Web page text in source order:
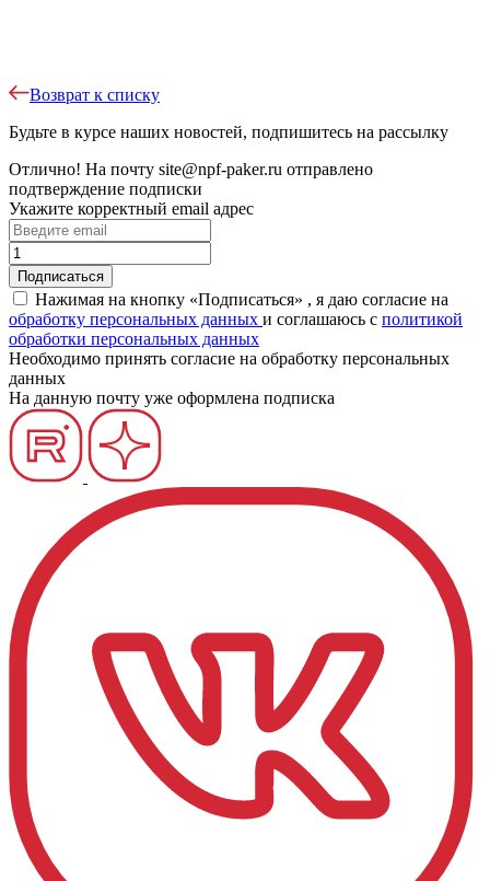
Возврат к списку
Будьте в курсе наших новостей, подпишитесь на рассылку
Отлично! На почту site@npf-paker.ru отправлено
подтверждение подписки
Укажите корректный email адрес
Нажимая на кнопку «Подписаться» , я даю согласие на
обработку персональных данных и соглашаюсь c политикой
обработки персональных данных
Необходимо принять согласие на обработку персональных
данных
На данную почту уже оформлена подписка